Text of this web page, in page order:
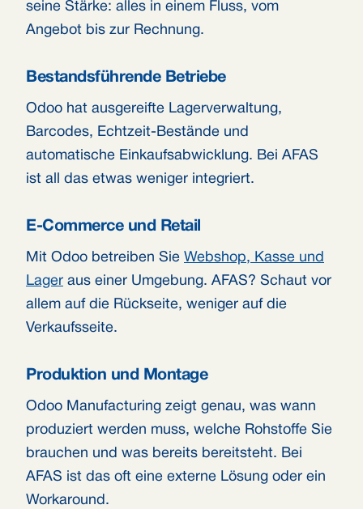
seine Stärke: alles in einem Fluss, vom
Angebot bis zur Rechnung.
Bestandsführende Betriebe
Odoo hat ausgereifte Lagerverwaltung,
Barcodes, Echtzeit-Bestände und
automatische Einkaufsabwicklung. Bei AFAS
ist all das etwas weniger integriert.
E-Commerce und Retail
Mit Odoo betreiben Sie Webshop, Kasse und
Lager aus einer Umgebung. AFAS? Schaut vor
allem auf die Rückseite, weniger auf die
Verkaufsseite.
Produktion und Montage
Odoo Manufacturing zeigt genau, was wann
produziert werden muss, welche Rohstoffe Sie
brauchen und was bereits bereitsteht. Bei
AFAS ist das oft eine externe Lösung oder ein
Workaround.